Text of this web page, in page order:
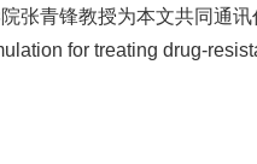
张青锋教授为本文共同通讯
for treating drug-